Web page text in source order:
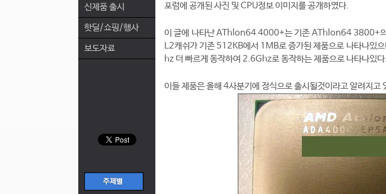
신제품 출시
핫딜/쇼핑/행사
보도자료
포럼에 공개된 사진 및 CPU정보 이미지를 공개하였다.
이 글에 나타난 AThlon64 4000+는 기존 AThlon64 3800+의
L2캐쉬가 기존 512KB에서 1MB로 증가된 제품으로 나타나
hz 더 빠르게 동작하여 2.6Ghz로 동작하는 제품으로 나타나있다.
이들 제품은 올해 4사분기에 정식으로 출시될것이라고 알려지고